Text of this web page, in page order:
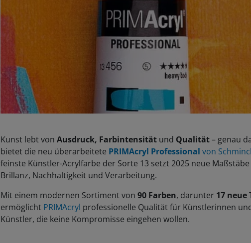
Kunst lebt von Ausdruck, Farbintensität und Qualität – genau
bietet die neu überarbeitete PRIMAcryl Professional von
feinste Künstler-Acrylfarbe der Sorte 13 setzt 2025 neue
Brillanz, Nachhaltigkeit und Verarbeitung.
Mit einem modernen Sortiment von 90 Farben , darunter 17 neue
ermöglicht PRIMAcryl professionelle Qualität für Künstlerinnen
Künstler, die keine Kompromisse eingehen wollen.